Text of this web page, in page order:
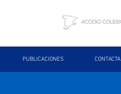
PUBLICACIONES CONTACTA